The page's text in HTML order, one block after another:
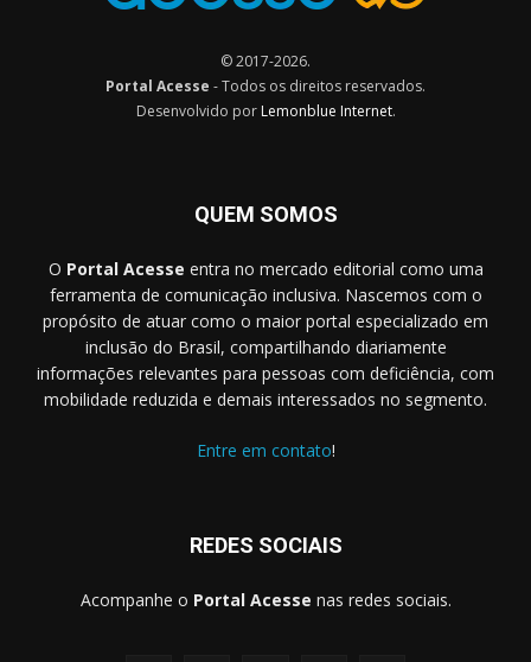
© 2017-2026.
Portal Acesse - Todos os direitos reservados.
Desenvolvido por Lemonblue Internet.
QUEM SOMOS
O Portal Acesse entra no mercado editorial como uma
ferramenta de comunicação inclusiva. Nascemos com o
propósito de atuar como o maior portal especializado em
inclusão do Brasil, compartilhando diariamente
informações relevantes para pessoas com deficiência, com
mobilidade reduzida e demais interessados no segmento.
Entre em contato!
REDES SOCIAIS
Acompanhe o Portal Acesse nas redes sociais.